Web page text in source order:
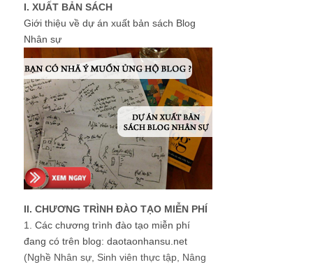
I. XUẤT BẢN SÁCH
Giới thiệu về dự án xuất bản sách Blog
Nhân sự
II. CHƯƠNG TRÌNH ĐÀO TẠO MIỄN PHÍ
1. Các chương trình đào tạo miễn phí
đang có trên blog: daotaonhansu.net
(Nghề Nhân sự, Sinh viên thực tập, Nâng